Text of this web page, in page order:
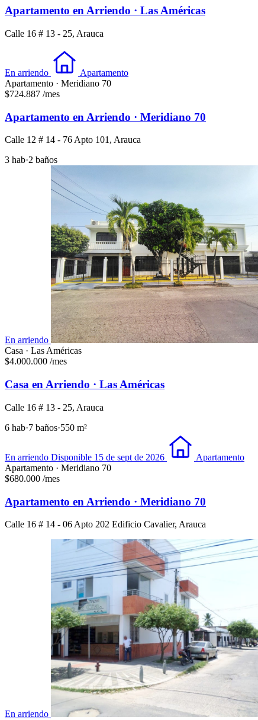
Apartamento en Arriendo · Las Américas
Calle 16 # 13 - 25, Arauca
En arriendo
Apartamento
Apartamento · Meridiano 70
$724.887 /mes
Apartamento en Arriendo · Meridiano 70
Calle 12 # 14 - 76 Apto 101, Arauca
3 hab·2 baños
En arriendo
Casa · Las Américas
$4.000.000 /mes
Casa en Arriendo · Las Américas
Calle 16 # 13 - 25, Arauca
6 hab·7 baños·550 m²
En arriendo Disponible 15 de sept de 2026
Apartamento
Apartamento · Meridiano 70
$680.000 /mes
Apartamento en Arriendo · Meridiano 70
Calle 16 # 14 - 06 Apto 202 Edificio Cavalier, Arauca
En arriendo